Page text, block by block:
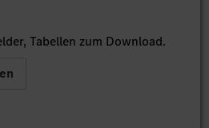
Tabellen zum Download.